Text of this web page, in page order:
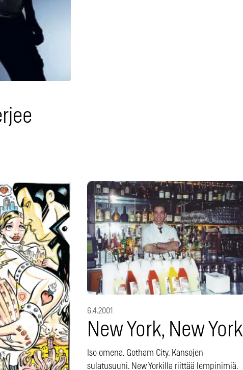
6.4.2001
New York, New York
Iso omena. Gotham City. Kansojen
sulatusuuni. New Yorkilla riittää lempinimiä.